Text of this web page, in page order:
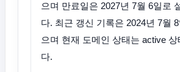
으며 만료일은 2027년 7월 6일로
다. 최근 갱신 기록은 2024년 7월
으며 현재 도메인 상태는 active 상
다.